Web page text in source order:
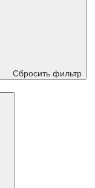
Сбросить фильтр